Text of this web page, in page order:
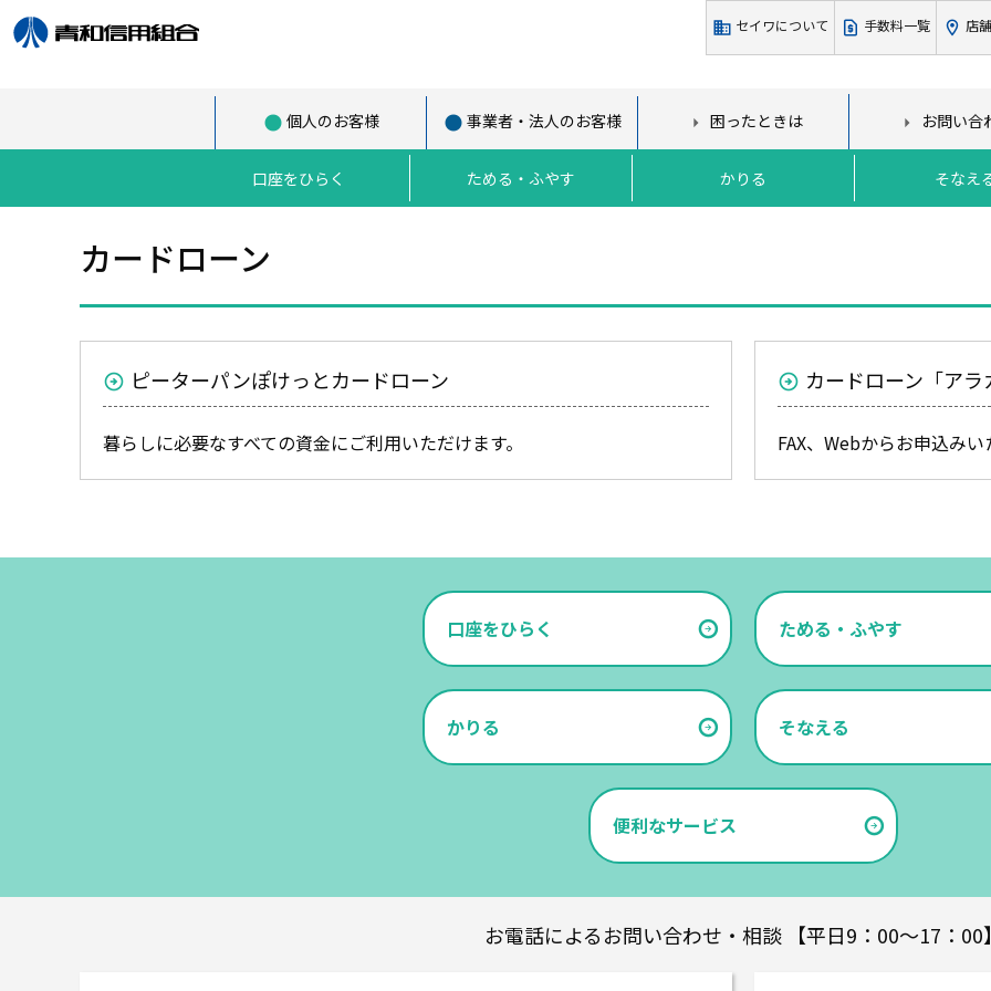
セイワについて 手数料一覧 店
個人のお客様
口座をひらく ためる・ふやす かりる そなえ
事業者・法人のお客様 困ったときは お問い合
カードローン
ピーターパンぽけっとカードローン
暮らしに必要なすべての資金にご利用いただけます。
カードローン「アラ
FAX、Webからお申込み
口座をひらく ためる・ふやす
かりる そなえる
便利なサービス
お電話によるお問い合わせ・相談【平日9：00～17：00